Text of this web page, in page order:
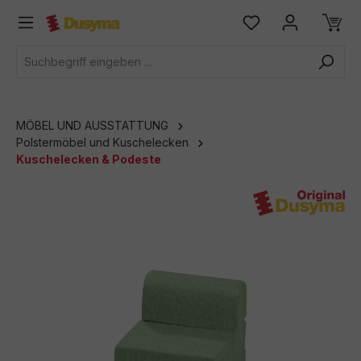
springen
MÖBEL UND AUSSTATTUNG
Polstermöbel und Kuschelecken
Kuschelecken & Podeste